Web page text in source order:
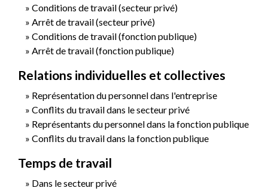
Conditions de travail (secteur privé)
Arrêt de travail (secteur privé)
Conditions de travail (fonction publique)
Arrêt de travail (fonction publique)
Relations individuelles et collectives
Représentation du personnel dans l'entreprise
Conflits du travail dans le secteur privé
Représentants du personnel dans la fonction publique
Conflits du travail dans la fonction publique
Temps de travail
Dans le secteur privé